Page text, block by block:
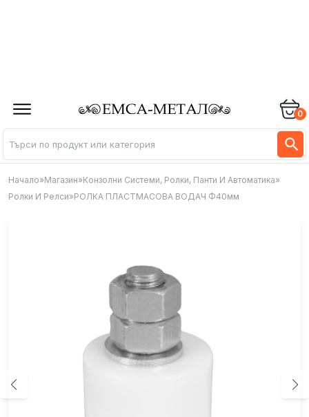
0
Начало»Магазин»Конзолни Системи, Ролки, Панти И Автоматика»
Ролки И Релси»РОЛКА ПЛАСТМАСОВА ВОДАЧ Ф40мм